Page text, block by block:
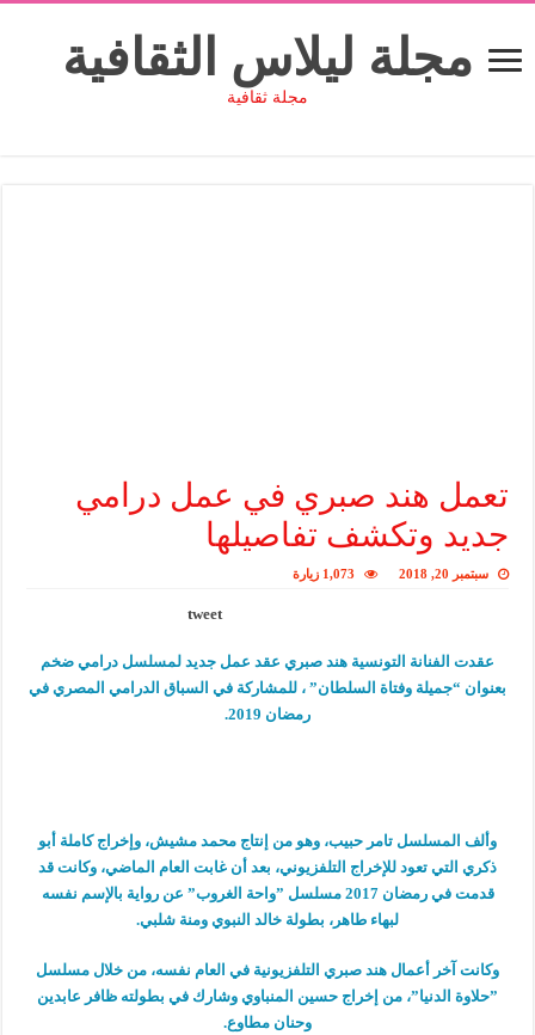
مجلة ليلاس الثقافية
مجلة ثقافية
تعمل هند صبري في عمل درامي
جديد وتكشف تفاصيلها
سبتمبر 20, 2018 1,073 زيارة
tweet
عقدت الفنانة التونسية هند صبري عقد عمل جديد لمسلسل درامي ضخم
بعنوان “جميلة وفتاة السلطان” ، للمشاركة في السباق الدرامي المصري في
رمضان 2019.
وألف المسلسل تامر حبيب، وهو من إنتاج محمد مشيش، وإخراج كاملة أبو
ذكري التي تعود للإخراج التلفزيوني، بعد أن غابت العام الماضي، وكانت قد
قدمت في رمضان 2017 مسلسل ”واحة الغروب” عن رواية بالإسم نفسه
لبهاء طاهر، بطولة خالد النبوي ومنة شلبي.
وكانت آخر أعمال هند صبري التلفزيونية في العام نفسه، من خلال مسلسل
”حلاوة الدنيا”، من إخراج حسين المنباوي وشارك في بطولته ظافر عابدين
وحنان مطاوع.